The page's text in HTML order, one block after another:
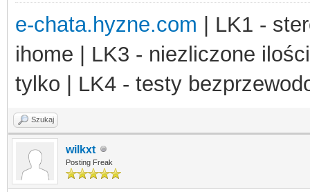
e-chata.hyzne.com | LK1 -
ihome | LK3 - niezliczone
tylko | LK4 - testy
Szukaj
wilkxt
Posting Freak